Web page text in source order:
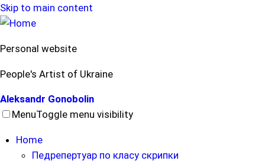
Skip to main content
Personal website
People's Artist of Ukraine
Aleksandr Gonobolin
MenuToggle menu visibility
Home
Педрепертуар по класу скрипки